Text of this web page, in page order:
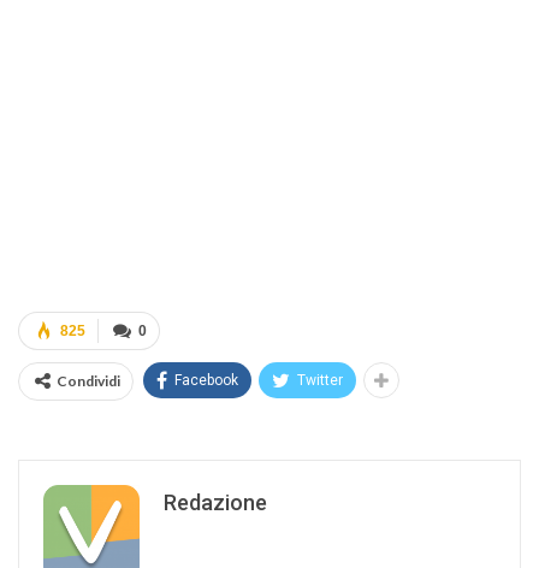
0
825
Condividi Facebook Twitter
Redazione